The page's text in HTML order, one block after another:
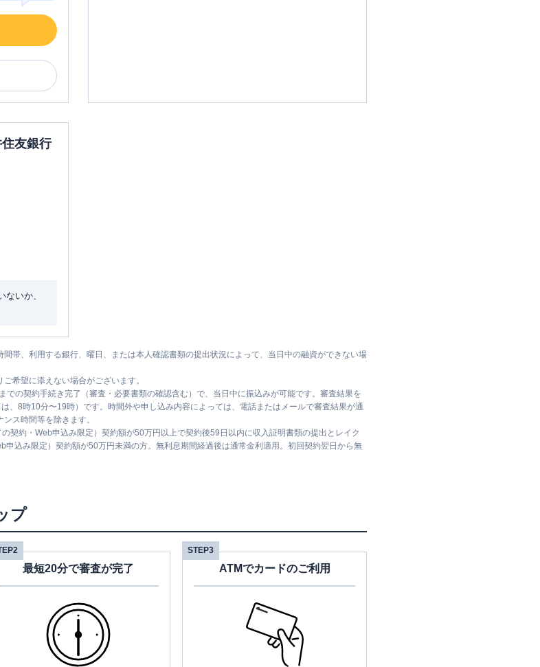
友銀行
いか、
帯、利用する銀行、曜日、または本人確認書類の提出状況によって、当日中の融資ができない場
希望に添えない場合がございます。
での契約手続き完了（審査・必要書類の確認含む）で、当日中に振込みが可能です。審査結果を
、8時10分〜19時）です。時間外や申し込み内容によっては、電話またはメールで審査結果が通
ス時間等を除きます。
契約・Web申込み限定）契約額が50万円以上で契約後59日以内に収入証明書類の提出とレイク
込み限定）契約額が50万円未満の方。無利息期間経過後は通常金利適用。初回契約翌日から無
プ
最短20分で審査が完了
STEP3
ATMでカードのご利用